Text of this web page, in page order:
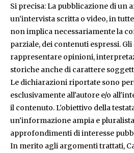
Si precisa: La pubblicazione di un
un'intervista scritta o video, in
non implica necessariamente la
parziale, dei contenuti espressi.
rappresentare opinioni,
storiche anche di carattere
Le dichiarazioni riportate sono
esclusivamente all'autore e/o
il contenuto. L'obiettivo della
un'informazione ampia e
approfondimenti di interesse
In merito agli argomenti trattati,